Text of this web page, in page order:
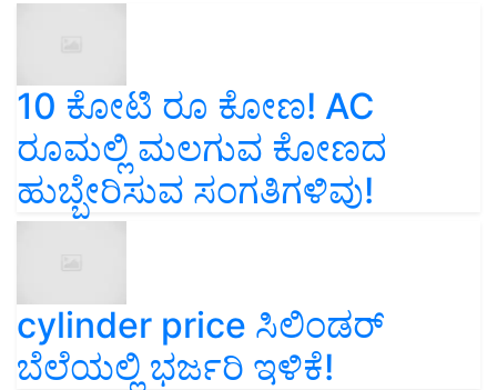
10 ಕೋಟಿ ರೂ ಕೋಣ! AC
ರೂಮಲ್ಲಿ ಮಲಗುವ ಕೋಣದ
ಹುಬ್ಬೇರಿಸುವ ಸಂಗತಿಗಳಿವು!
cylinder price ಸಿಲಿಂಡರ್‌
ಬೆಲೆಯಲ್ಲಿ ಭರ್ಜರಿ ಇಳಿಕೆ!